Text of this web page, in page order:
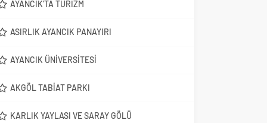
AYANCIK’TA TURIZM
ASIRLIK AYANCIK PANAYIRI
AYANCIK ÜNIVERSITESI
AKGÖL TABIAT PARKI
KARLIK YAYLASI VE SARAY GÖLÜ